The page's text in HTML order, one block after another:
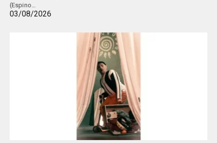
(Espino…
03/08/2026